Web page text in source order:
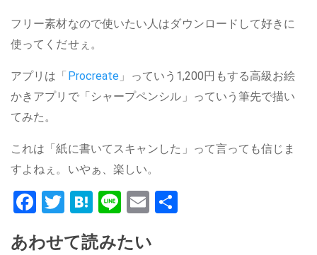
フリー素材なので使いたい人はダウンロードして好きに
使ってくだせぇ。
アプリは「 Procreate 」っていう1,200円もする高級お絵
かきアプリで「シャープペンシル」っていう筆先で描い
てみた。
これは「紙に書いてスキャンした」って言っても信じま
すよねぇ。いやぁ、楽しい。
Facebook
Twitter
Hatena
LineEmail
あわせて読みたい